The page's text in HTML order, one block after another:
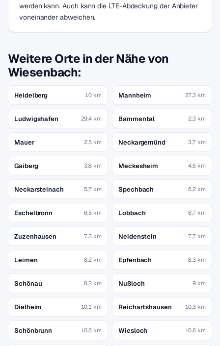
werden kann. Auch kann die LTE-Abdeckung der Anbieter
voneinander abweichen.
Weitere Orte in der Nähe von
Wiesenbach:
Heidelberg 10 km Mannheim 27,3 km
Ludwigshafen 29,4 km Bammental 2,3 km
Mauer 2,5 km Neckargemünd 3,7 km
Gaiberg 3,8 km Meckesheim 4,5 km
Neckarsteinach 5,7 km Spechbach 6,2 km
Eschelbronn 6,5 km Lobbach 6,7 km
Zuzenhausen 7,3 km Neidenstein 7,7 km
Leimen 8,2 km Epfenbach 8,3 km
Schönau 8,3 km Nußloch 9 km
Dielheim 10,1 km Reichartshausen 10,3 km
Schönbrunn 10,6 km Wiesloch 10,6 km